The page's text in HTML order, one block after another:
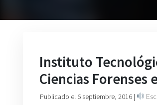
Instituto
Ciencias
Publicado el 6 septiembre, 2016 |